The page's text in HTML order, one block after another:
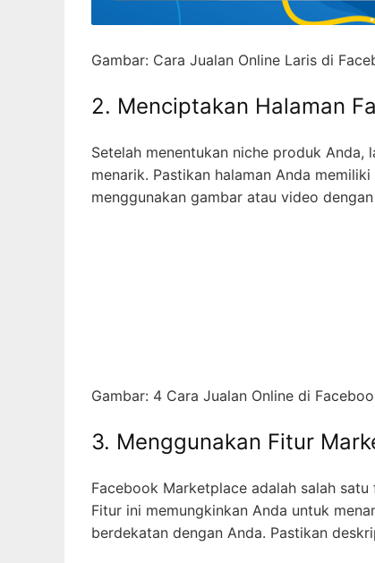
Gambar: Cara Jualan Online Laris di
2. Menciptakan Halaman
Setelah menentukan niche produk
menarik. Pastikan halaman Anda
menggunakan gambar atau video
Fitur ini memungkinkan Anda untuk
4. Memanfaatkan Grup dan
Selain menggunakan halaman
dengan niche produk Anda.